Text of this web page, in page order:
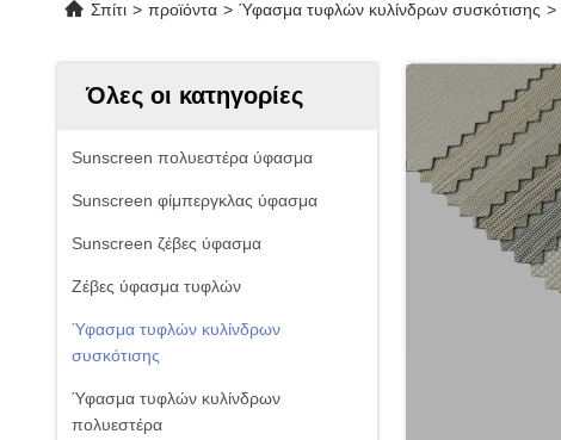
Σπίτι > προϊόντα > Ύφασμα τυφλών κυλίνδρων συσκότισης >
Όλες οι κατηγορίες
Sunscreen πολυεστέρα ύφασμα
Sunscreen φίμπεργκλας ύφασμα
Sunscreen ζέβες ύφασμα
Ζέβες ύφασμα τυφλών
Ύφασμα τυφλών κυλίνδρων
συσκότισης
Ύφασμα τυφλών κυλίνδρων
πολυεστέρα